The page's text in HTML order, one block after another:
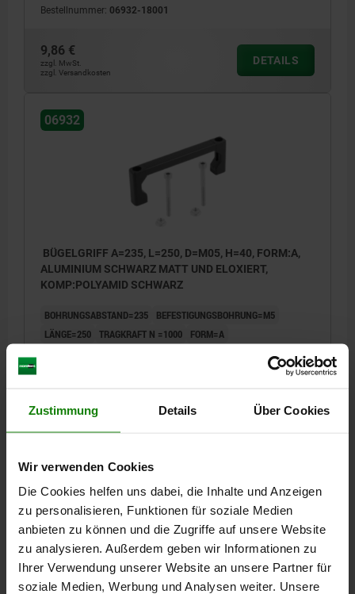
Zustimmung Details Über Cookies
Wir verwenden Cookies
Die Cookies helfen uns dabei, die Inhalte und Anzeigen
zu personalisieren, Funktionen für soziale Medien
anbieten zu können und die Zugriffe auf unsere Website
zu analysieren. Außerdem geben wir Informationen zu
Ihrer Verwendung unserer Website an unsere Partner für
soziale Medien, Werbung und Analysen weiter. Unsere
Bestellnummer: 06932-18001
9,86 €
zzgl. MwSt.
zzgl. Versandkosten
DETAILS
06932
BÜGELGRIFF A=235, L=250, D=M05, H=40, FORM:A,
ALUMINIUM SCHWARZ MATT UND ELOXIERT,
KOMP:POLYAMID SCHWARZ
BOHRUNGSABSTAND=235
BEFESTIGUNGSBOHRUNG=M5
LÄNGE=250 TRAGKRAFT N =1000
FORM=A
10,86 €
06932